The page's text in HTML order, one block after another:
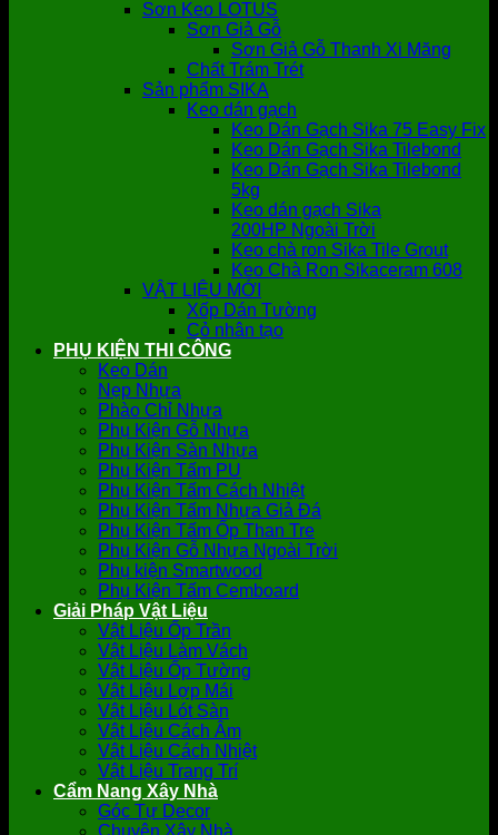
Sơn Keo LOTUS
Sơn Giả Gỗ
Sơn Giả Gỗ Thanh Xi Măng
Chất Trám Trét
Sản phẩm SIKA
Keo dán gạch
Keo Dán Gạch Sika 75 Easy Fix
Keo Dán Gạch Sika Tilebond
Keo Dán Gạch Sika Tilebond
5kg
Keo dán gạch Sika
200HP Ngoài Trời
Keo chà ron Sika Tile Grout
Keo Chà Ron Sikaceram 608
VẬT LIỆU MỚI
Xốp Dán Tường
Cỏ nhân tạo
PHỤ KIỆN THI CÔNG
Keo Dán
Nẹp Nhựa
Phào Chỉ Nhựa
Phụ Kiện Gỗ Nhựa
Phụ Kiện Sàn Nhựa
Phụ Kiện Tấm PU
Phụ Kiện Tấm Cách Nhiệt
Phụ Kiện Tấm Nhựa Giả Đá
Phụ Kiện Tấm Ốp Than Tre
Phụ Kiện Gỗ Nhựa Ngoài Trời
Phụ kiện Smartwood
Phụ Kiện Tấm Cemboard
Giải Pháp Vật Liệu
Vật Liệu Ốp Trần
Vật Liệu Làm Vách
Vật Liệu Ốp Tường
Vật Liệu Lợp Mái
Vật Liệu Lót Sàn
Vật Liệu Cách Âm
Vật Liệu Cách Nhiệt
Vật Liệu Trang Trí
Cẩm Nang Xây Nhà
Góc Tự Decor
Chuyện Xây Nhà